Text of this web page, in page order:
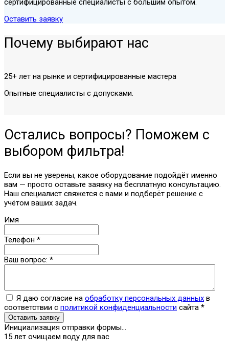
сертифицированные специалисты с большим опытом.
Оставить заявку
Почему выбирают нас
25+ лет на рынке и сертифицированные мастера
Опытные специалисты с допусками.
Остались вопросы? Поможем с
выбором фильтра!
Если вы не уверены, какое оборудование подойдёт именно
вам — просто оставьте заявку на бесплатную консультацию.
Наш специалист свяжется с вами и подберёт решение с
учётом ваших задач.
Имя
Телефон *
Ваш вопрос: *
Я даю согласие на обработку персональных данных в
соответствии с политикой конфиденциальности сайта *
Оставить заявку
Инициализация отправки формы...
15 лет очищаем воду для вас